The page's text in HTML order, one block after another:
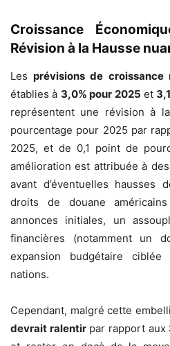
Croissance
Révision à la Hausse
Lesprévisions de croissance
établies à 3,0% pour 2025 et
représentent une révision à
pourcentage pour 2025 par
2025, et de 0,1 point de
amélioration est attribuée à
avant d’éventuelles hausses
droits de douane
annonces initiales, un
financières (notamment un
expansion budgétaire
nations.
Cependant, malgré cette
devrait ralentirpar rapport aux